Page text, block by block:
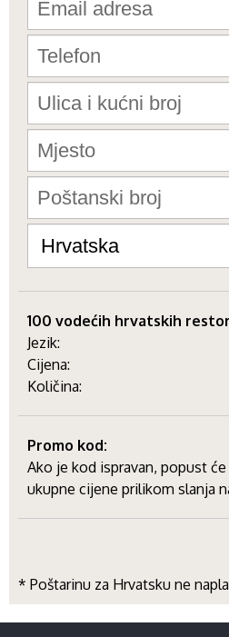
100 vodećih hrvatskih
Jezik:
Cijena:
Količina:
Promo kod:
Ako je kod ispravan, popust
ukupne cijene prilikom slanja
* Poštarinu za Hrvatsku ne